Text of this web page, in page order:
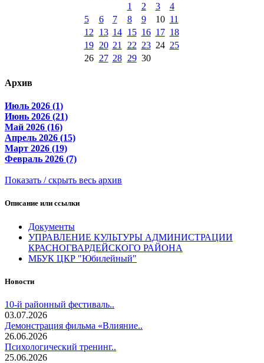
1
2 3
4
5
6 7 8 9 10 11
12
13 14 15 16 17 18
19
20 21 22 23 24 25
26
27 28 29 30
Архив
Июль 2026 (1)
Июнь 2026 (21)
Май 2026 (16)
Апрель 2026 (15)
Март 2026 (19)
Февраль 2026 (7)
Показать / скрыть весь архив
Описание или ссылки
Документы
УПРАВЛЕНИЕ КУЛЬТУРЫ АДМИНИСТРАЦИИ
КРАСНОГВАРДЕЙСКОГО РАЙОНА
МБУК ЦКР "Юбилейный"
Новости
10-й районный фестиваль..
03.07.2026
Демонстрация фильма «Влияние..
26.06.2026
Психологический тренинг..
25.06.2026